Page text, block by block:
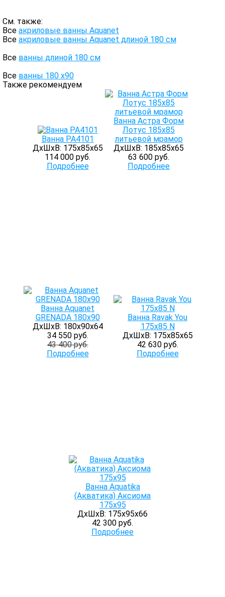
См. также:
Все акриловые ванны Aquanet
Все акриловые ванны Aquanet длиной 180 см
Все ванны длиной 180 см
Все ванны 180 х90
Также рекомендуем
Ванна PA4101
ДхШхВ: 175х85х65
114 000 руб.
Подробнее
Ванна Астра Форм
Лотус 185х85
литьевой мрамор
ДхШхВ: 185х85х65
63 600 руб.
Подробнее
Ванна Aquanet
GRENADA 180х90
ДхШхВ: 180х90х64
34 550 руб.
43 400 руб.
Подробнее
Ванна Ravak You
175x85 N
ДхШхВ: 175х85х65
42 630 руб.
Подробнее
Ванна Aquatika
(Акватика) Аксиома
175х95
ДхШхВ: 175х95х66
42 300 руб.
Подробнее